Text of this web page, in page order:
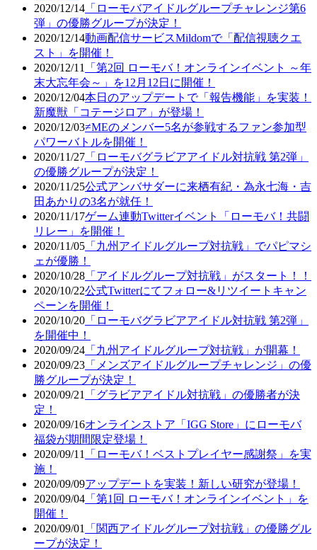
2020/12/14 「ローモバアイドルグループチャレンジ第6
弾」の優勝グループが決定！
2020/12/14動画配信サービスMildomで「配信視聴クエ
スト」を開催！
2020/12/11
「第2回 ローモバ！オンラインイベント ～年
末大忘年会～」を12月12日に開催！
2020/12/04本日のアップデートで「報告機能」を実装！
新魔獣「コテージロア」が登場！
2020/12/03≠MEのメンバー5名が参戦するファン参加型
パワーバトルを開催！
2020/11/27 「ローモバグラビアアイドル対抗戦 第2弾」
の優勝グループが決定！
2020/11/25公式アンバサダーに来栖有紀・為永七海・吉
田あかりの3名が就任！
2020/11/17ゲーム連動Twitterイベント「ローモバ！共闘
リレー」を開催！
2020/11/05 「九州アイドルグループ対抗戦」でパピマシ
ェが優勝！
2020/10/28 「アイドルグループ対抗戦」がスタート！！
2020/10/22公式Twitterにてフォロー&リツイートキャン
ペーンを開催！
2020/10/20 「ローモバグラビアアイドル対抗戦 第2弾」
を開催中！
2020/09/24 「九州アイドルグループ対抗戦」が開幕！
2020/09/23 「メンズアイドルグループチャレンジ」の優
勝グループが決定！
2020/09/21
「グラビアアイドル対抗戦」の優勝者が決
定！
2020/09/16オンラインストア「IGG Store」にローモバ
福袋が期間限定登場！
2020/09/11
「ローモバ！ベストプレイヤー感謝祭」を実
施！
2020/09/09アップデートを実装！新しい研究が登場！
2020/09/04 「第1回 ローモバ！オンラインイベント」を
開催！
2020/09/01
「関西アイドルグループ対抗戦」の優勝グル
ープが決定！